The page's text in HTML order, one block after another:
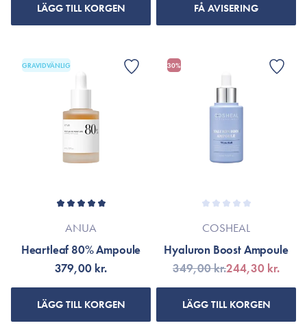
LÄGG TILL KORGEN FÅ AVISERING
GRAVIDVÄNLIG
ANUA
Heartleaf 80% Ampoule
379,00 kr.
LÄGG TILL KORGEN
30%
COSHEAL
Hyaluron Boost Ampoule
349,00 kr.244,30 kr.
LÄGG TILL KORGEN